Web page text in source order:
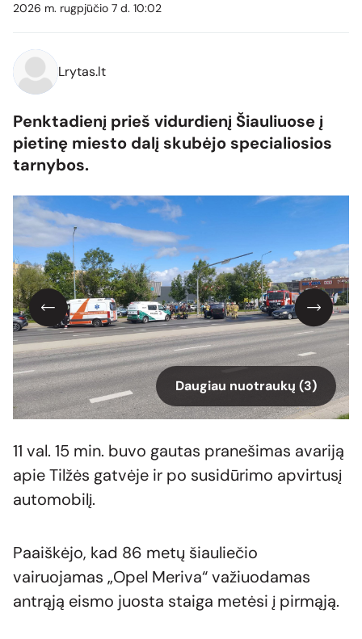
2026 m. rugpjūčio 7 d. 10:02
Lrytas.lt
Penktadienį prieš vidurdienį Šiauliuose į
pietinę miesto dalį skubėjo specialiosios
tarnybos.
Daugiau nuotraukų (3)
11 val. 15 min. buvo gautas pranešimas avariją
apie Tilžės gatvėje ir po susidūrimo apvirtusį
automobilį.
Paaiškėjo, kad 86 metų šiauliečio
vairuojamas „Opel Meriva“ važiuodamas
antrąją eismo juosta staiga metėsi į pirmąją.